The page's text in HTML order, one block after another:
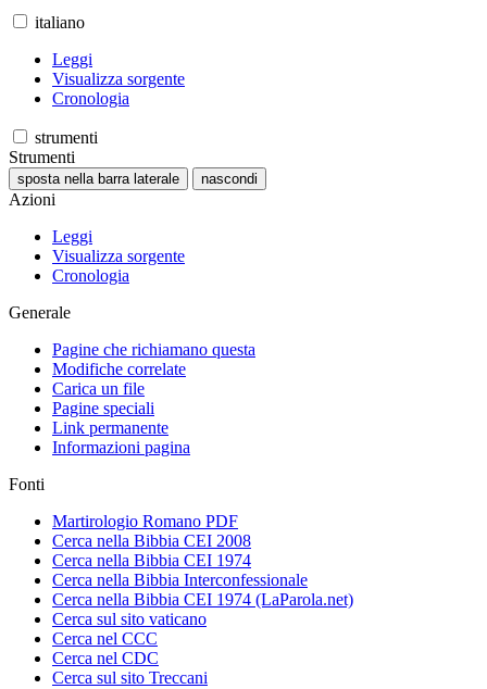
italiano
Leggi
Visualizza sorgente
Cronologia
strumenti
Strumenti
sposta nella barra laterale nascondi
Azioni
Leggi
Visualizza sorgente
Cronologia
Generale
Pagine che richiamano questa
Modifiche correlate
Carica un file
Pagine speciali
Link permanente
Informazioni pagina
Fonti
Martirologio Romano PDF
Cerca nella Bibbia CEI 2008
Cerca nella Bibbia CEI 1974
Cerca nella Bibbia Interconfessionale
Cerca nella Bibbia CEI 1974 (LaParola.net)
Cerca sul sito vaticano
Cerca nel CCC
Cerca nel CDC
Cerca sul sito Treccani